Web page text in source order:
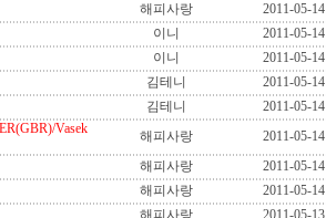
해피사랑 2011-05-14
이니 2011-05-14
이니 2011-05-14
김테니 2011-05-14
김테니 2011-05-14
Vasek
해피사랑 2011-05-14
해피사랑 2011-05-14
해피사랑 2011-05-14
해피사랑 2011-05-13